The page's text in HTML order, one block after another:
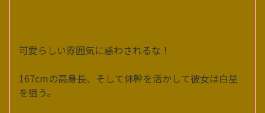
可愛らしい雰囲気に惑わされるな！
167cmの高身長、そして体幹を活かして彼女は白星
を狙う。